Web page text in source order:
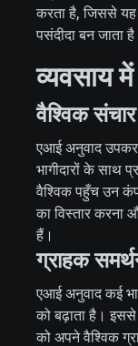
करता है, जिससे
पसंदीदा बन जाता
व्यवसाय
वैश्विक संचार
एआई अनुवाद
भागीदारों के साथ
वैश्विक पहुँच उन
का विस्तार करना
हैं।
ग्राहक
एआई अनुवाद कई
को बढ़ाता है। इससे
को अपने वैश्विक